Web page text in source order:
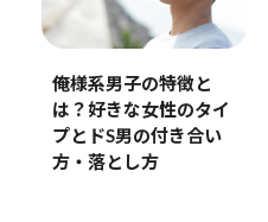
俺様系男子の特徴と
は？好きな女性のタイ
プとドS男の付き合い
方・落とし方